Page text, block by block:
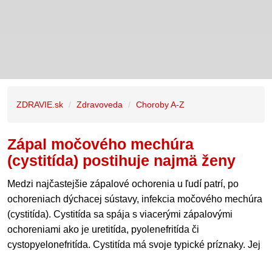
ZDRAVIE.sk Zdravoveda Choroby A-Z
Zápal močového mechúra
(cystitída) postihuje najmä ženy
Medzi najčastejšie zápalové ochorenia u ľudí patrí, po
ochoreniach dýchacej sústavy, infekcia močového mechúra
(cystitída). Cystitída sa spája s viacerými zápalovými
ochoreniami ako je uretitída, pyolenefritída či
cystopyelonefritída. Cystitída má svoje typické príznaky. Jej